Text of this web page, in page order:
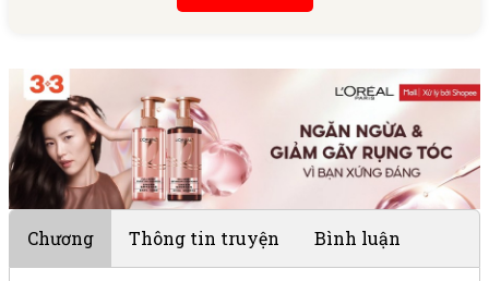
Chương Thông tin truyện Bình luận